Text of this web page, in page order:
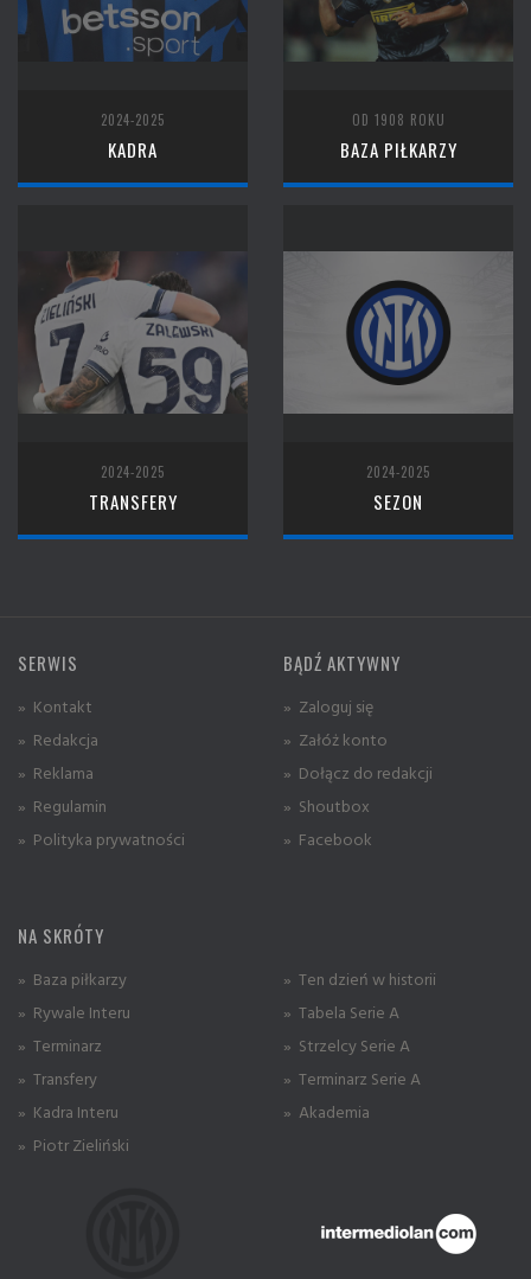
2024-2025
KADRA
OD 1908 ROKU
BAZA PIŁKARZY
2024-2025
TRANSFERY
2024-2025
SEZON
SERWIS
» Kontakt
» Redakcja
» Reklama
» Regulamin
» Polityka prywatności
BĄDŹ AKTYWNY
» Zaloguj się
» Załóż konto
» Dołącz do redakcji
» Shoutbox
» Facebook
NA SKRÓTY
» Baza piłkarzy
» Rywale Interu
» Terminarz
» Transfery
» Kadra Interu
» Piotr Zieliński
» Ten dzień w historii
» Tabela Serie A
» Strzelcy Serie A
» Terminarz Serie A
» Akademia